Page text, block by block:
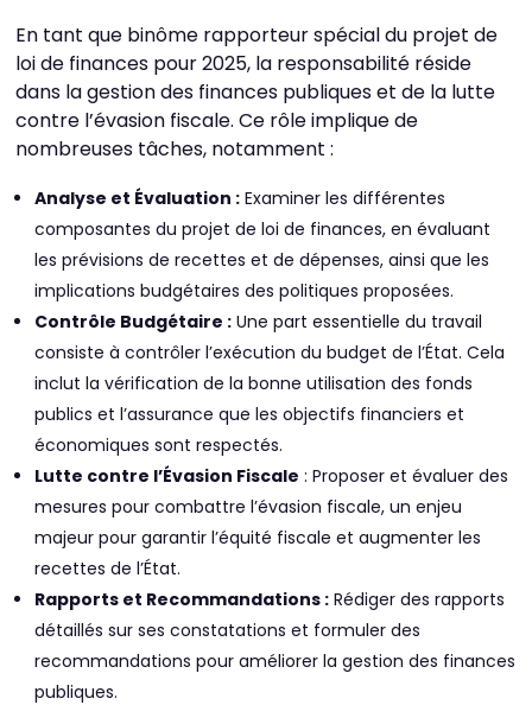
En tant que binôme rapporteur spécial du projet de
loi de finances pour 2025, la responsabilité réside
dans la gestion des finances publiques et de la lutte
contre l’évasion fiscale. Ce rôle implique de
nombreuses tâches, notamment :
Analyse et Évaluation : Examiner les différentes
composantes du projet de loi de finances, en évaluant
les prévisions de recettes et de dépenses, ainsi que les
implications budgétaires des politiques proposées.
Contrôle Budgétaire : Une part essentielle du travail
consiste à contrôler l’exécution du budget de l’État. Cela
inclut la vérification de la bonne utilisation des fonds
publics et l’assurance que les objectifs financiers et
économiques sont respectés.
Lutte contre l’Évasion Fiscale : Proposer et évaluer des
mesures pour combattre l’évasion fiscale, un enjeu
majeur pour garantir l’équité fiscale et augmenter les
recettes de l’État.
Rapports et Recommandations : Rédiger des rapports
détaillés sur ses constatations et formuler des
recommandations pour améliorer la gestion des finances
publiques.